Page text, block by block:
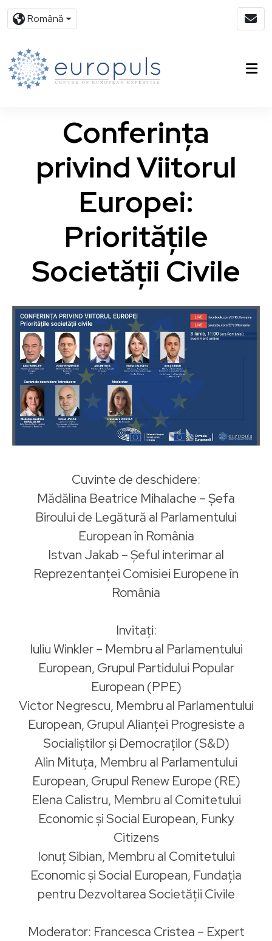
Română
Conferința
privind Viitorul
Europei:
Prioritățile
Societății Civile
Cuvinte de deschidere:
Mădălina Beatrice Mihalache – Șefa
Biroului de Legătură al Parlamentului
European în România
Istvan Jakab – Șeful interimar al
Reprezentanței Comisiei Europene în
România
Invitați:
Iuliu Winkler – Membru al Parlamentului
European, Grupul Partidului Popular
European (PPE)
Victor Negrescu, Membru al Parlamentului
European, Grupul Alianței Progresiste a
Socialiștilor și Democraților (S&D)
Alin Mituța, Membru al Parlamentului
European, Grupul Renew Europe (RE)
Elena Calistru, Membru al Comitetului
Economic și Social European, Funky
Citizens
Ionuț Sibian, Membru al Comitetului
Economic și Social European, Fundația
pentru Dezvoltarea Societății Civile
Moderator: Francesca Cristea – Expert